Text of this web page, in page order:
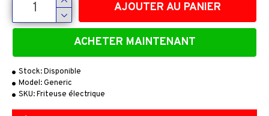
Stock:Disponible
Model:Generic
SKU:Friteuse électrique
AJOUTER AU PANIER
ACHETER MAINTENANT